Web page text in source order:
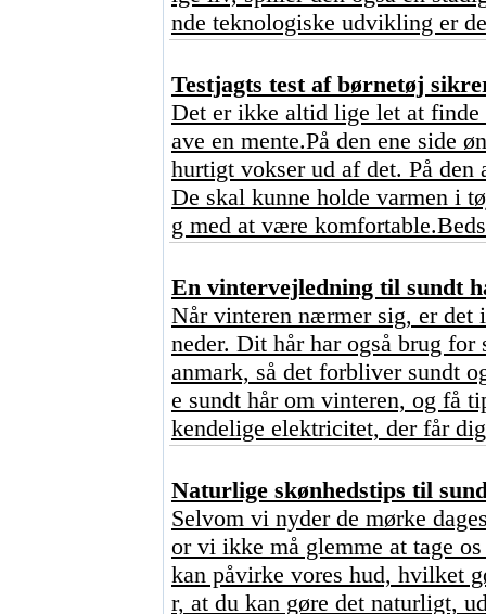
nde teknologiske udvikling er
Testjagts test af børnetøj
Det er ikke altid lige let at
ave en mente.På den ene side
hurtigt vokser ud af det. På
De skal kunne holde varmen i
g med at være
En vintervejledning til sundt
Når vinteren nærmer sig, er det
neder. Dit hår har også brug
anmark, så det forbliver sundt
e sundt hår om vinteren, og få
kendelige elektricitet, der får
Naturlige skønhedstips til
Selvom vi nyder de mørke
or vi ikke må glemme at tage
kan påvirke vores hud, hvilket
r, at du kan gøre det naturligt,